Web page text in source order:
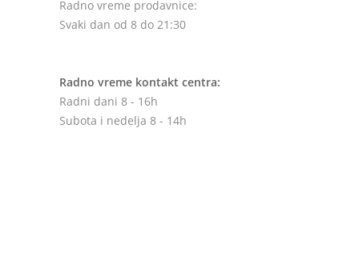
Radno vreme prodavnice:
Svaki dan od 8 do 21:30
Radno vreme kontakt centra:
Radni dani 8 - 16h
Subota i nedelja 8 - 14h